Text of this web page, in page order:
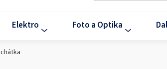
Elektro Foto a Optika